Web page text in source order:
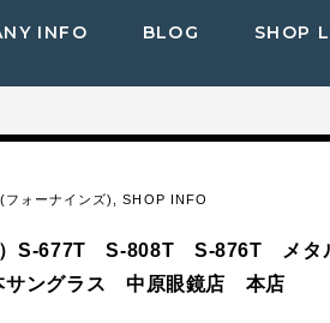
INFO BLOG SHOP
ォーナインズ) ,SHOP INFO
）S-677T S-808T S-876T メタ
ングラス 中原眼鏡店 本店